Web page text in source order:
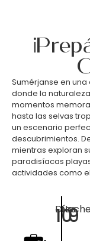
Sumérjanse en
donde la
momentos
hasta las selvas
un escenario
descubrimientos.
mientras exploran
paradisíacas
actividades como
Días
109